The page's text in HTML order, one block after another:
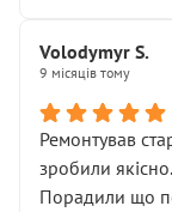
Volodymyr S.
9 місяців тому
Ремонтував
зробили
Порадили що